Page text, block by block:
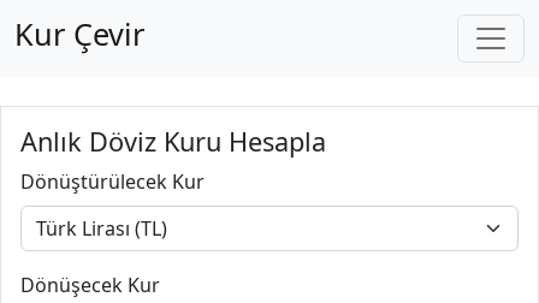
Kur Çevir
Anlık Döviz Kuru Hesapla
Dönüştürülecek Kur
Dönüşecek Kur